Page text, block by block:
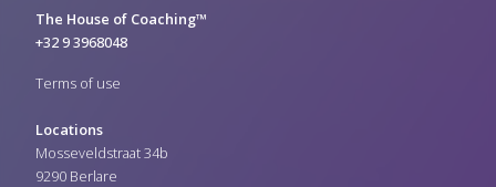
The House of Coaching™
+32 9 3968048
Terms of use
Locations
Mosseveldstraat 34b
9290 Berlare